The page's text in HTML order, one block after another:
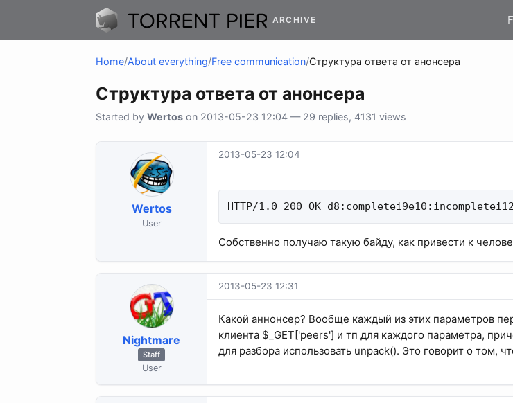
ARCHIVE
Home/About everything/Free communication/Структура ответа от анонсера
Структура ответа от анонсера
Started by Wertos on 2013-05-23 12:04 — 29 replies, 4131 views
Wertos
User
2013-05-23 12:04
HTTP/1.0 200 OK
Собственно получаю такую байду, как привести к
Nightmare
Staff
User
2013-05-23 12:31
Какой аннонсер? Вообще каждый из этих параметров
клиента $_GET['peers'] и тп для каждого параметра,
для разбора использовать unpack(). Это говорит о том,